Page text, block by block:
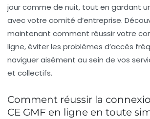
jour comme de nuit, tout en gardant
avec votre comité d’entreprise.
maintenant comment réussir votre
ligne, éviter les problèmes d’accès
naviguer aisément au sein de vos
et collectifs.
Comment réussir la
CE GMF en ligne en toute